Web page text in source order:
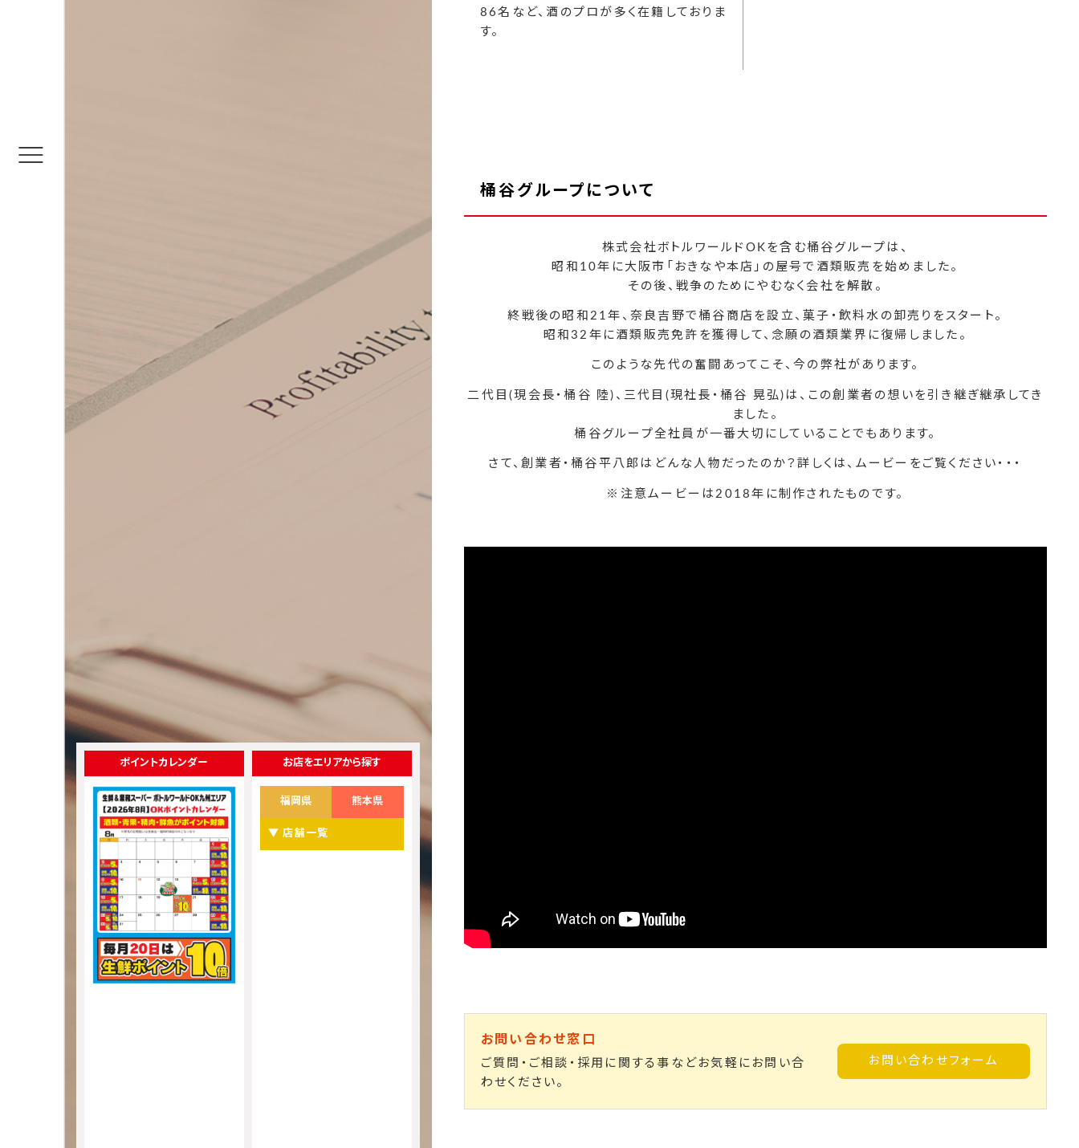
ポイントカレンダー お店をエリアから探す
福岡県 熊本県
▼ 店舗一覧
86名など、酒のプロが多く在籍しておりま
す。
桶谷グループについて
株式会社ボトルワールドOKを含む桶谷グループは、
昭和10年に大阪市「おきなや本店」の屋号で酒類販売を始めました。
その後、戦争のためにやむなく会社を解散。
終戦後の昭和21年、奈良吉野で桶谷商店を設立、菓子・飲料水の卸売りをスタート。
昭和32年に酒類販売免許を獲得して、念願の酒類業界に復帰しました。
このような先代の奮闘あってこそ、今の弊社があります。
二代目(現会長・桶谷 陸)、三代目(現社長・桶谷 晃弘)は、この創業者の想いを引き継ぎ継承してき
ました。
桶谷グループ全社員が一番大切にしていることでもあります。
さて、創業者・桶谷平八郎はどんな人物だったのか？詳しくは、ムービーをご覧ください・・・
※注意ムービーは2018年に制作されたものです。
お問い合わせ窓口
ご質問・ご相談・採用に関する事などお気軽にお問い合
わせください。
お問い合わせフォーム